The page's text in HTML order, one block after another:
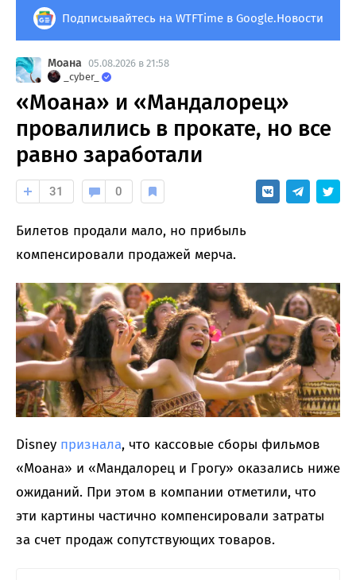
Подписывайтесь на WTFTime в Google.Новости
Моана 05.08.2026 в 21:58
_cyber_
«Моана» и «Мандалорец»
провалились в прокате, но все
равно заработали
31 0
Билетов продали мало, но прибыль
компенсировали продажей мерча.
Disney признала, что кассовые сборы фильмов
«Моана» и «Мандалорец и Грогу» оказались ниже
ожиданий. При этом в компании отметили, что
эти картины частично компенсировали затраты
за счет продаж сопутствующих товаров.